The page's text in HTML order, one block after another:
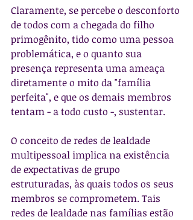
Claramente, se percebe o desconforto
de todos com a chegada do filho
primogênito, tido como uma pessoa
problemática, e o quanto sua
presença representa uma ameaça
diretamente o mito da "família
perfeita", e que os demais membros
tentam - a todo custo -, sustentar.
O conceito de redes de lealdade
multipessoal implica na existência
de expectativas de grupo
estruturadas, às quais todos os seus
membros se comprometem. Tais
redes de lealdade nas famílias estão